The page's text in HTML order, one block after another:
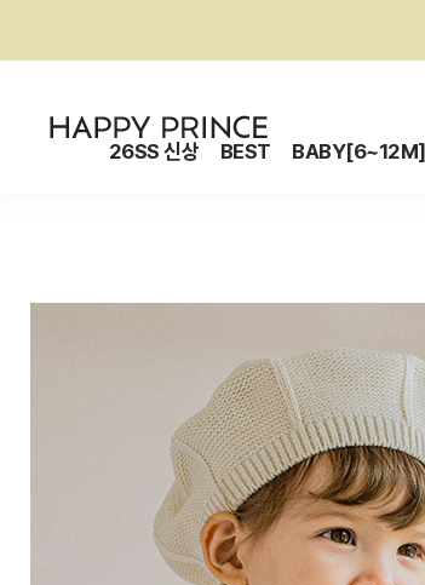
26SS 신상 BEST BABY[6~12M]